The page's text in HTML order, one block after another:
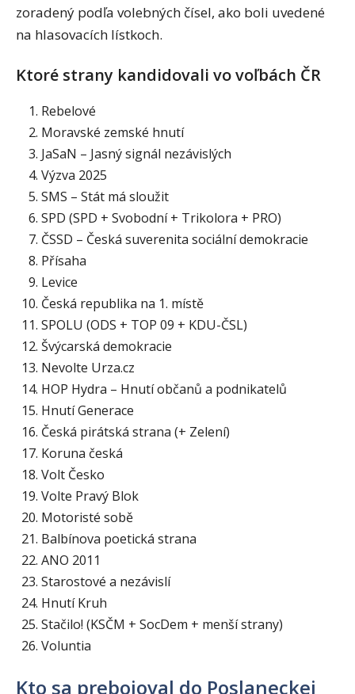
zoradený podľa volebných čísel, ako boli uvedené
na hlasovacích lístkoch.
Ktoré strany kandidovali vo voľbách ČR
Rebelové
Moravské zemské hnutí
JaSaN – Jasný signál nezávislých
Výzva 2025
SMS – Stát má sloužit
SPD (SPD + Svobodní + Trikolora + PRO)
ČSSD – Česká suverenita sociální demokracie
Přísaha
Levice
Česká republika na 1. místě
SPOLU (ODS + TOP 09 + KDU-ČSL)
Švýcarská demokracie
Nevolte Urza.cz
HOP Hydra – Hnutí občanů a podnikatelů
Hnutí Generace
Česká pirátská strana (+ Zelení)
Koruna česká
Volt Česko
Volte Pravý Blok
Motoristé sobě
Balbínova poetická strana
ANO 2011
Starostové a nezávislí
Hnutí Kruh
Stačilo! (KSČM + SocDem + menší strany)
Voluntia
Kto sa prebojoval do Poslaneckej